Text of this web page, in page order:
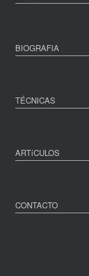
BIOGRAFIA
TÉCNICAS
ARTíCULOS
CONTACTO